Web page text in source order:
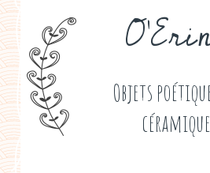
Objets
céramique